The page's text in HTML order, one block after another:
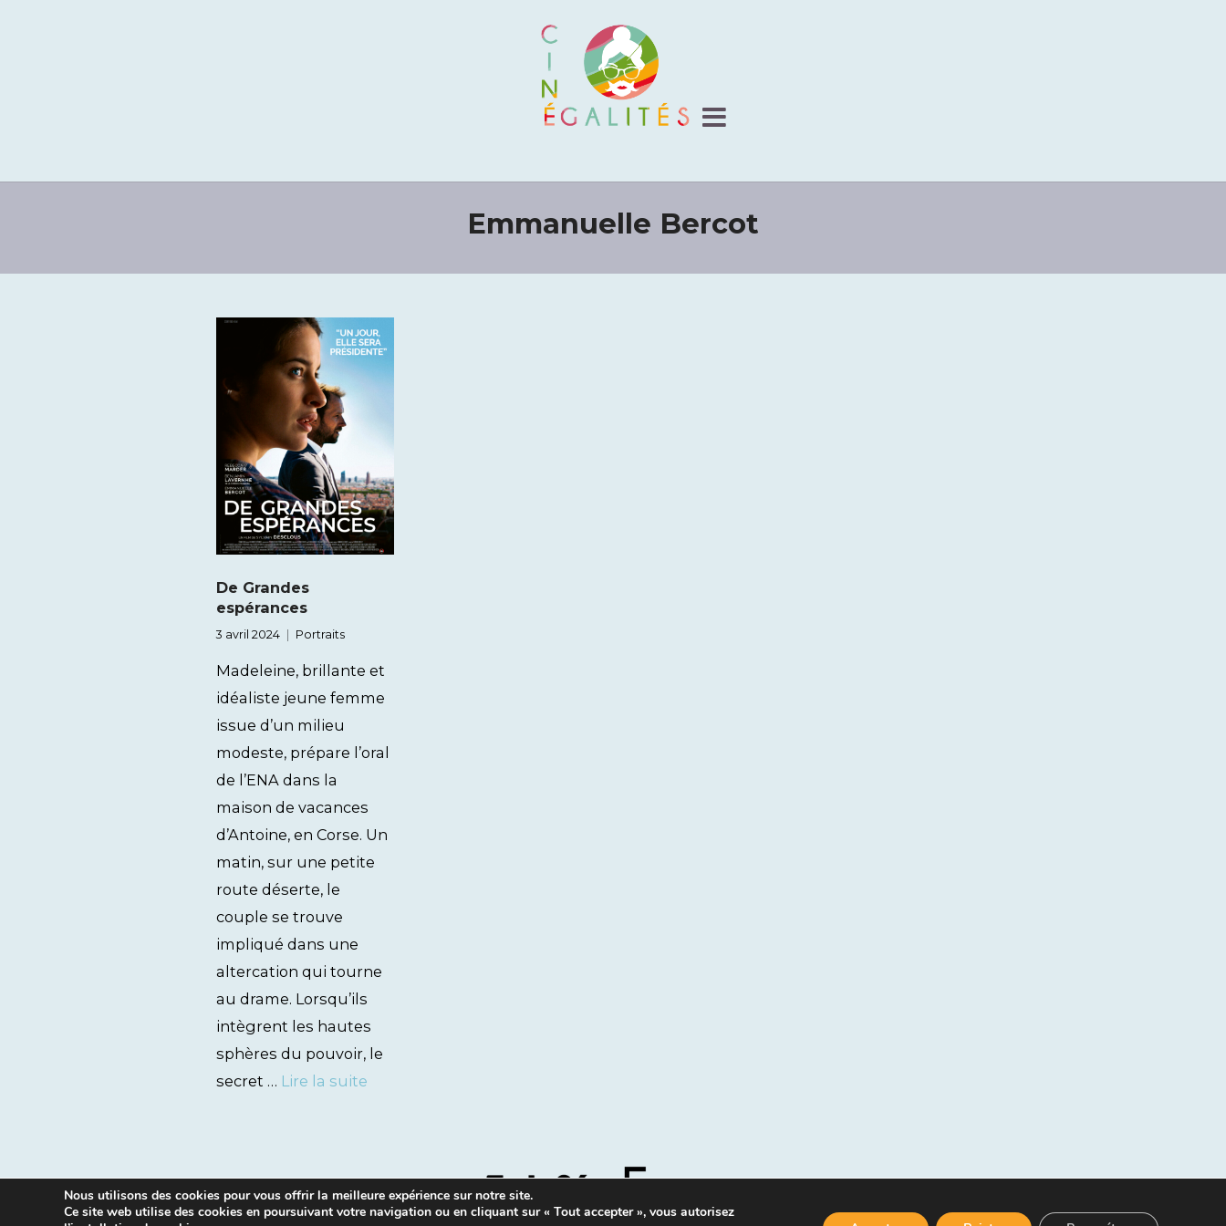
Emmanuelle Bercot
De Grandes
espérances
3 avril 2024 Portraits
Madeleine, brillante et
idéaliste jeune femme
issue d’un milieu
modeste, prépare l’oral
de l’ENA dans la
maison de vacances
d’Antoine, en Corse. Un
matin, sur une petite
route déserte, le
couple se trouve
impliqué dans une
altercation qui tourne
au drame. Lorsqu’ils
intègrent les hautes
sphères du pouvoir, le
secret … Lire la suite
Nous utilisons des cookies pour vous offrir la meilleure expérience sur notre site.
Ce site web utilise des cookies en poursuivant votre navigation ou en cliquant sur « Tout accepter », vous autorisez